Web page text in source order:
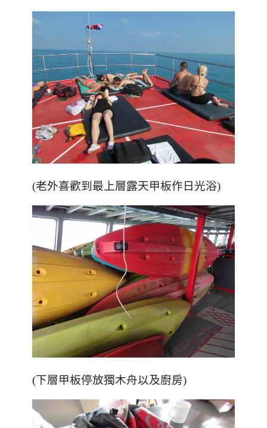
(老外喜歡到最上層露天甲板作日光浴)
(下層甲板停放獨木舟以及廚房)